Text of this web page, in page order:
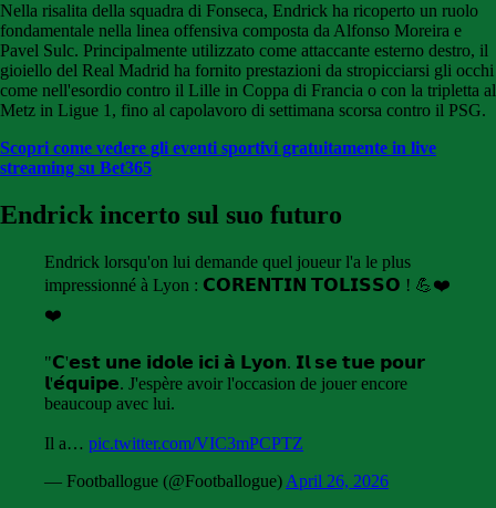
Nella risalita della squadra di Fonseca, Endrick ha ricoperto un ruolo
fondamentale nella linea offensiva composta da Alfonso Moreira e
Pavel Sulc. Principalmente utilizzato come attaccante esterno destro, il
gioiello del Real Madrid ha fornito prestazioni da stropicciarsi gli occhi
come nell'esordio contro il Lille in Coppa di Francia o con la tripletta al
Metz in Ligue 1, fino al capolavoro di settimana scorsa contro il PSG.
Scopri come vedere gli eventi sportivi gratuitamente in live
streaming su Bet365
Endrick incerto sul suo futuro
Endrick lorsqu'on lui demande quel joueur l'a le plus
impressionné à Lyon : 𝗖𝗢𝗥𝗘𝗡𝗧𝗜𝗡 𝗧𝗢𝗟𝗜𝗦𝗦𝗢 ! 💪❤️
❤️
"𝗖'𝗲𝘀𝘁 𝘂𝗻𝗲 𝗶𝗱𝗼𝗹𝗲 𝗶𝗰𝗶 𝗮̀ 𝗟𝘆𝗼𝗻. 𝗜𝗹 𝘀𝗲 𝘁𝘂𝗲 𝗽𝗼𝘂𝗿
𝗹'𝗲́𝗾𝘂𝗶𝗽𝗲. J'espère avoir l'occasion de jouer encore
beaucoup avec lui.
Il a… pic.twitter.com/VIC3mPCPTZ
— Footballogue (@Footballogue) April 26, 2026